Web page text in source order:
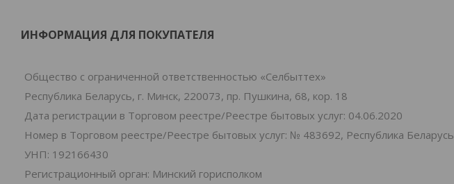
ИНФОРМАЦИЯ ДЛЯ ПОКУПАТЕЛЯ
Общество с ограниченной ответственностью «Селбыттех»
Республика Беларусь, г. Минск, 220073, пр. Пушкина, 68, кор. 18
Дата регистрации в Торговом реестре/Реестре бытовых услуг: 04.06.2020
Номер в Торговом реестре/Реестре бытовых услуг: № 483692, Республика Беларусь
УНП: 192166430
Регистрационный орган: Минский горисполком